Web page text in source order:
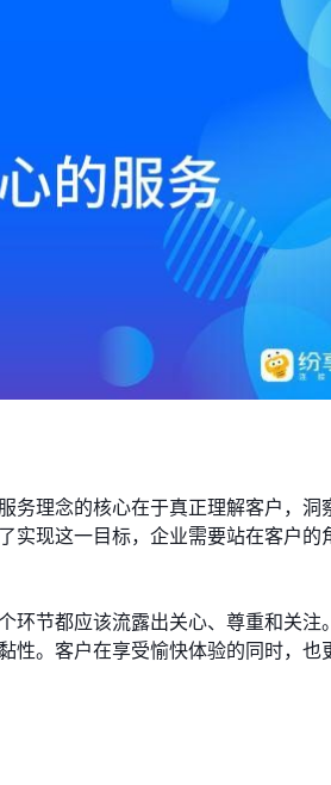
务理念的核心在于真正理解客户，洞
实现这一目标，企业需要站在客户的
环节都应该流露出关心、尊重和关注
性。客户在享受愉快体验的同时，也